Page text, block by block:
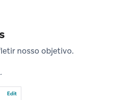
nosso objetivo.